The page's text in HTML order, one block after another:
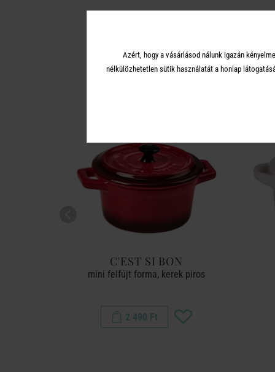
A
C'EST SI BON
mini felfújt forma, kerek piros
2 490 Ft
Azért, hogy a vásárlásod nálunk igazán
nélkülözhetetlen sütik használatát a honlap